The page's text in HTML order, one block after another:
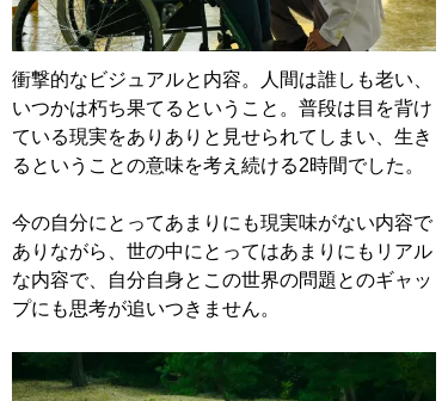
衝撃的なビジュアルと内容。人間は誰しも老い、
いつかは朽ち果てるということ。普段は目を背け
ている現実をありありと見せられてしまい、生き
るということの意味を考え続ける2時間でした。
今の自分にとってあまりにも現実味がない内容で
ありながら、世の中にとってはあまりにもリアル
な内容で、自分自身とこの世界の問題とのギャッ
プにも思考が追いつきません。